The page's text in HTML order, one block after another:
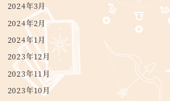
2024年3月
2024年2月
2024年1月
2023年12月
2023年11月
2023年10月